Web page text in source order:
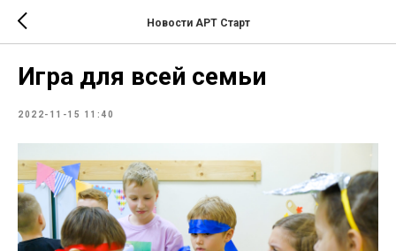
Новости АРТ Старт
Игра для всей семьи
2022-11-15 11:40